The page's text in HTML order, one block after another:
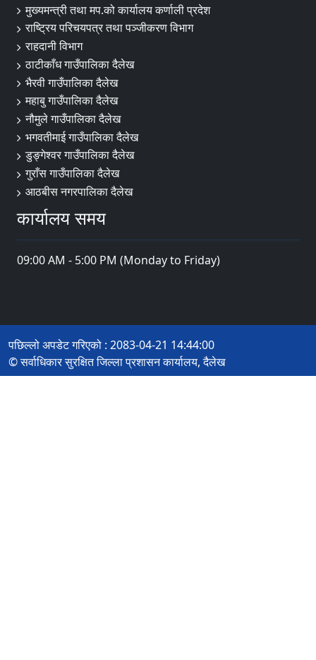
मुख्यमन्त्री तथा मप.को कार्यालय कर्णाली प्रदेश
राष्ट्रिय परिचयपत्र तथा पञ्जीकरण विभाग
राहदानी विभाग
ठाटीकाँध गाउँपालिका दैलेख
भैरवी गाउँपालिका दैलेख
महाबु गाउँपालिका दैलेख
नौमुले गाउँपालिका दैलेख
भगवतीमाई गाउँपालिका दैलेख
डुङ्गेश्वर गाउँपालिका दैलेख
गुराँस गाउँपालिका दैलेख
आठबीस नगरपालिका दैलेख
कार्यालय समय
09:00 AM - 5:00 PM (Monday to Friday)
पछिल्लो अपडेट गरिएको : 2083-04-21 14:44:00
© सर्वाधिकार सुरक्षित जिल्ला प्रशासन कार्यालय, दैलेख